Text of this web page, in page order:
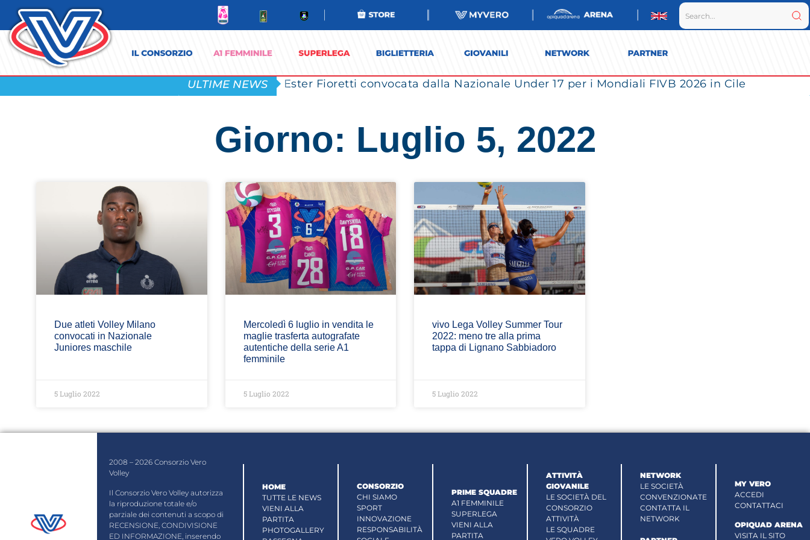
ULTIME NEWS Ester Fioretti convocata dalla Nazionale Under 17 per i Mondiali FIVB 2026 in Cile
Giorno: Luglio 5, 2022
Due atleti Volley Milano
convocati in Nazionale
Juniores maschile
5 Luglio 2022
Mercoledì 6 luglio in vendita le
maglie trasferta autografate
autentiche della serie A1
femminile
5 Luglio 2022
vivo Lega Volley Summer Tour
2022: meno tre alla prima
tappa di Lignano Sabbiadoro
5 Luglio 2022
2008 – 2026 Consorzio Vero
Volley
Il Consorzio Vero Volley autorizza
la riproduzione totale e/o
parziale dei contenuti a scopo di
RECENSIONE, CONDIVISIONE
ED INFORMAZIONE, inserendo
HOME
TUTTE LE NEWS
VIENI ALLA
PARTITA
PHOTOGALLERY
CONSORZIO
CHI SIAMO
SPORT
INNOVAZIONE
RESPONSABILITÀ
PRIME SQUADRE
A1 FEMMINILE
SUPERLEGA
VIENI ALLA
PARTITA
ATTIVITÀ
GIOVANILE
LE SOCIETÀ DEL
CONSORZIO
ATTIVITÀ
LE SQUADRE
NETWORK
LE SOCIETÀ
CONVENZIONATE
CONTATTA IL
NETWORK
MY VERO
ACCEDI
CONTATTACI
OPIQUAD ARENA
VISITA IL SITO